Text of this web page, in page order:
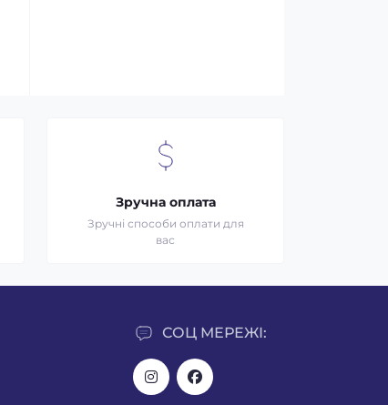
Зручна оплата
Зручні способи оплати для
вас
СОЦ МЕРЕЖІ: